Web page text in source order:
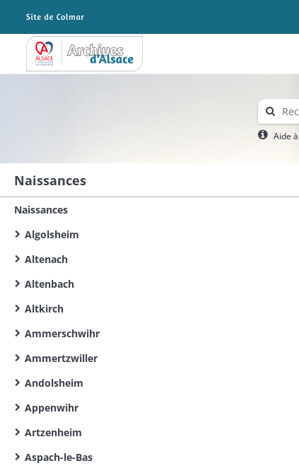
Archives Alsace - Colmar
Aide
Naissances
Naissances
Algolsheim
Altenach
Altenbach
Altkirch
Ammerschwihr
Ammertzwiller
Andolsheim
Appenwihr
Artzenheim
Aspach-le-Bas